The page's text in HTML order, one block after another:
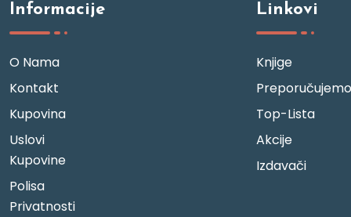
Informacije
O Nama
Kontakt
Kupovina
Uslovi
Kupovine
Polisa
Privatnosti
Linkovi
Knjige
Preporučujemo
Top-Lista
Akcije
Izdavači